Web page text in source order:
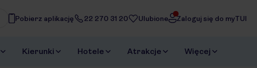
Pobierz aplikację 22 270 31 20 Ulubione Zaloguj się do myTUI
Kierunki Hotele Atrakcje Więcej